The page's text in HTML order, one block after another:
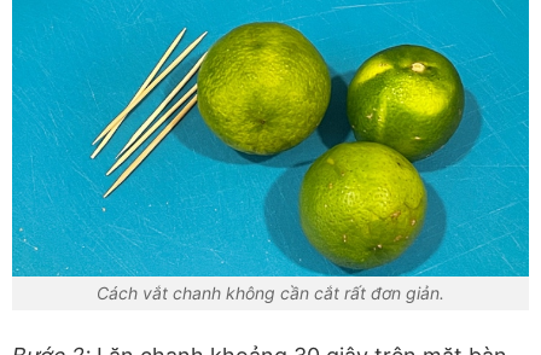
Cách vắt chanh không cần cắt rất đơn giản.